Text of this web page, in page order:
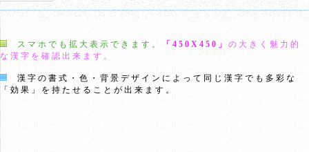
スマホでも拡大表示できます。 「450X450」 の大きく魅力的
な漢字を確認出来ます。
漢字の書式・色・背景デザインによって同じ漢字でも多彩な
「効果」を持たせることが出来ます。